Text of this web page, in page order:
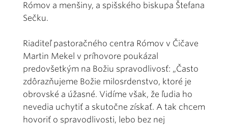
Rómov a menšiny, a spišského biskupa Štefana
Sečku.
Riaditeľ pastoračného centra Rómov v Čičave
Martin Mekel v príhovore poukázal
predovšetkým na Božiu spravodlivosť: „Často
zdôrazňujeme Božie milosrdenstvo, ktoré je
obrovské a úžasné. Vidíme však, že ľudia ho
nevedia uchytiť a skutočne získať. A tak chcem
hovoriť o spravodlivosti, lebo bez nej